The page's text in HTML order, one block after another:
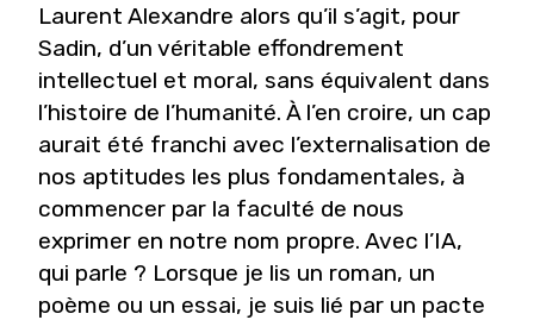
Laurent Alexandre alors qu’il s’agit, pour
Sadin, d’un véritable effondrement
intellectuel et moral, sans équivalent dans
l’histoire de l’humanité. À l’en croire, un cap
aurait été franchi avec l’externalisation de
nos aptitudes les plus fondamentales, à
commencer par la faculté de nous
exprimer en notre nom propre. Avec l’IA,
qui parle ? Lorsque je lis un roman, un
poème ou un essai, je suis lié par un pacte